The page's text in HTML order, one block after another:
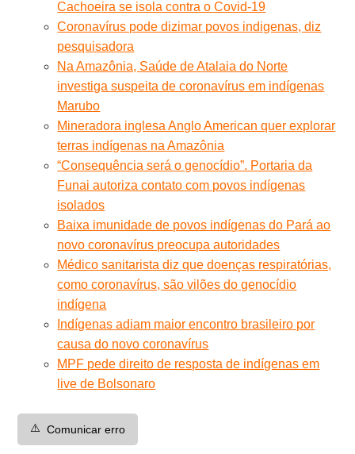
Cachoeira se isola contra o Covid-19
Coronavírus pode dizimar povos indigenas, diz
pesquisadora
Na Amazônia, Saúde de Atalaia do Norte
investiga suspeita de coronavírus em indígenas
Marubo
Mineradora inglesa Anglo American quer explorar
terras indígenas na Amazônia
“Consequência será o genocídio”. Portaria da
Funai autoriza contato com povos indígenas
isolados
Baixa imunidade de povos indígenas do Pará ao
novo coronavírus preocupa autoridades
Médico sanitarista diz que doenças respiratórias,
como coronavírus, são vilões do genocídio
indígena
Indígenas adiam maior encontro brasileiro por
causa do novo coronavírus
MPF pede direito de resposta de indígenas em
live de Bolsonaro
⚠️ Comunicar erro